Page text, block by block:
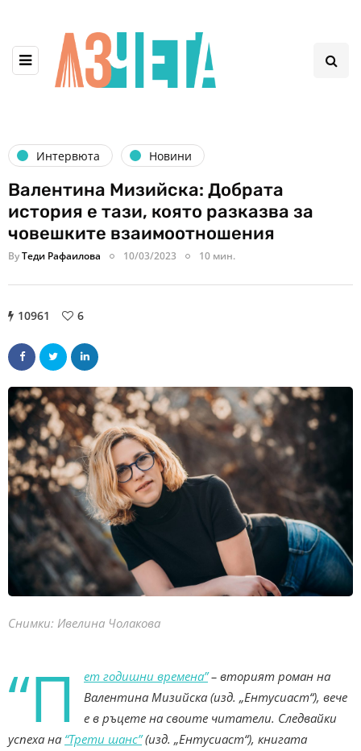
Интервюта Новини
Валентина Мизийска: Добрата
история е тази, която разказва за
човешките взаимоотношения
ByТеди Рафаилова 10/03/2023 10 мин.
10961 6
Снимки: Ивелина Чолакова
“П ет годишни времена”– вторият роман на
Валентина Мизийска (изд. „Ентусиаст“), вече
е в ръцете на своите читатели. Следвайки
успеха на “Трети шанс” (изд. „Ентусиаст“), книгата